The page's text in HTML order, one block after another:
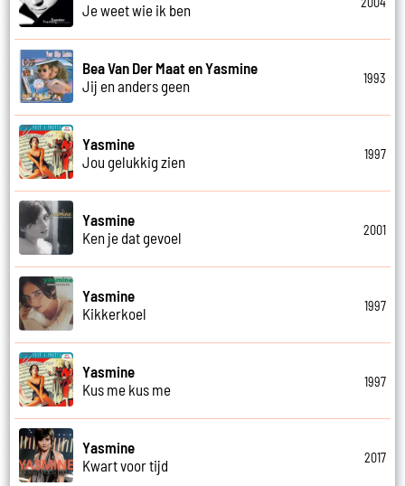
Je weet wie ik ben
Bea Van Der Maat en Yasmine
Jij en anders geen
1993
Yasmine
Jou gelukkig zien
1997
Yasmine
Ken je dat gevoel
2001
Yasmine
Kikkerkoel
1997
Yasmine
Kus me kus me
1997
Yasmine
Kwart voor tijd
2017